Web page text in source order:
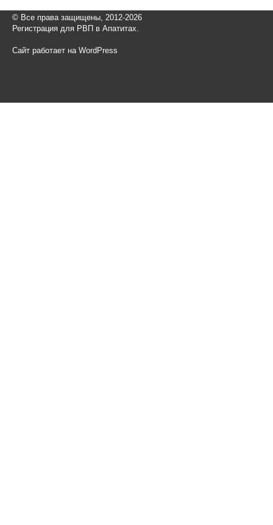
© Все права защищены, 2012-2026
Регистрация для РВП в Апатитах.
Сайт работает на WordPress